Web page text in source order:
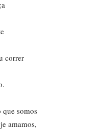
correr
que somos
amamos,